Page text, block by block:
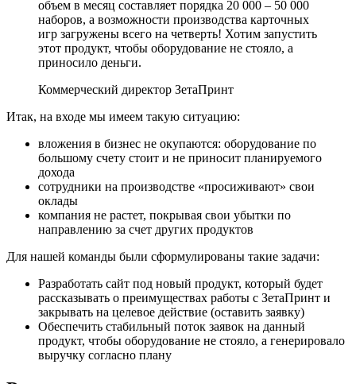
объем в месяц составляет порядка 20 000 – 50 000
наборов, а возможности производства карточных
игр загружены всего на четверть! Хотим запустить
этот продукт, чтобы оборудование не стояло, а
приносило деньги.
Коммерческий директор ЗетаПринт
Итак, на входе мы имеем такую ситуацию:
вложения в бизнес не окупаются: оборудование по
большому счету стоит и не приносит планируемого
дохода
сотрудники на производстве «просиживают» свои
оклады
компания не растет, покрывая свои убытки по
направлению за счет других продуктов
Для нашей команды были сформулированы такие задачи:
Разработать сайт под новый продукт, который будет
рассказывать о преимуществах работы с ЗетаПринт и
закрывать на целевое действие (оставить заявку)
Обеспечить стабильный поток заявок на данный
продукт, чтобы оборудование не стояло, а генерировало
выручку согласно плану